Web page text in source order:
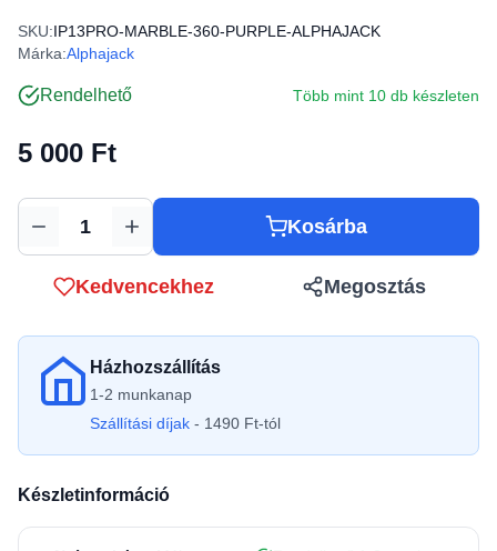
SKU:IP13PRO-MARBLE-360-PURPLE-ALPHAJACK
Márka:Alphajack
Rendelhető Több mint 10 db készleten
5 000 Ft
Mennyiség Kosárba
Kedvencekhez Megosztás
Házhozszállítás
1-2 munkanap
Szállítási díjak - 1490 Ft-tól
Készletinformáció